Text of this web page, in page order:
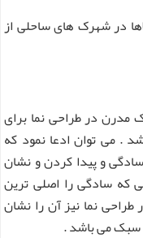
در شهرک های ساحلی از
مدرن در طراحی نما برای
. می توان ادعا نمود که
و پیدا کردن و نشان
که سادگی را اصلی ترین
نما نیز آن را نشان
سبک می باشد .